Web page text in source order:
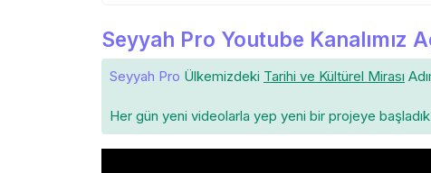
Seyyah Pro Youtube Kanalımız
Seyyah Pro Ülkemizdeki Tarihi ve Kültürel Mirası
Her gün yeni videolarla yep yeni bir projeye